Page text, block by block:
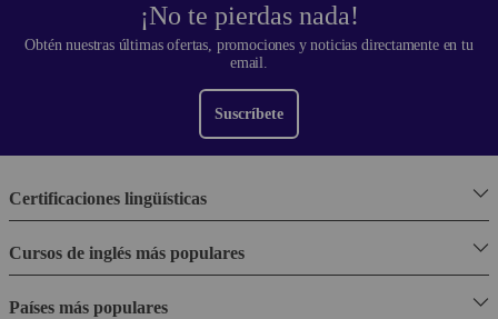
¡No te pierdas nada!
Obtén nuestras últimas ofertas, promociones y noticias directamente en tu
email.
Suscríbete
Certificaciones lingüísticas
Cursos de inglés más populares
Países más populares